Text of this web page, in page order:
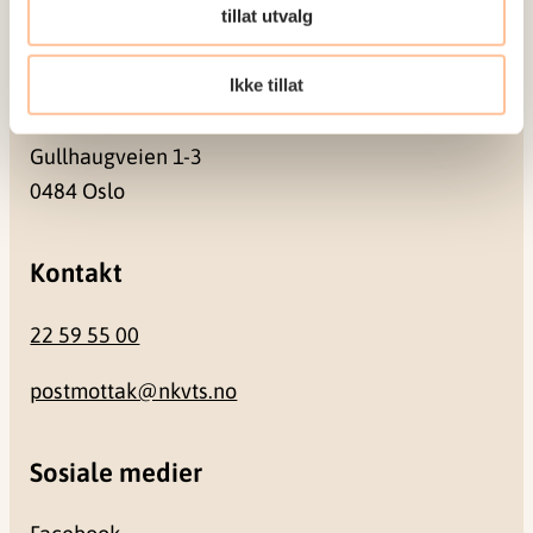
tillat utvalg
Ikke tillat
Gullhaugveien 1-3
0484 Oslo
Kontakt
22 59 55 00
postmottak@nkvts.no
Sosiale medier